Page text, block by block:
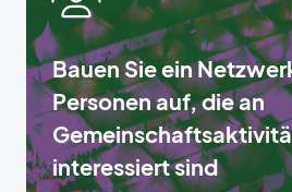
Bauen Sie ein
Personen auf, die an
interessiert sind